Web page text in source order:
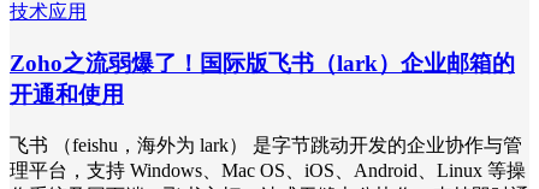
技术应用
Zoho之流弱爆了！国际版飞书（lark）企业邮箱的
开通和使用
飞书 （feishu，海外为 lark） 是字节跳动开发的企业协作与管
理平台，支持 Windows、Mac OS、iOS、Android、Linux 等操